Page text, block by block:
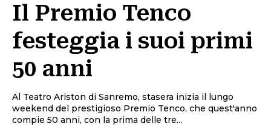
Il Premio Tenco
festeggia i suoi primi
50 anni
Al Teatro Ariston di Sanremo, stasera inizia il lungo
weekend del prestigioso Premio Tenco, che quest'anno
compie 50 anni, con la prima delle tre...